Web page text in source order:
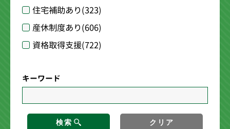
住宅補助あり(323)
産休制度あり(606)
資格取得支援(722)
キーワード
検索 クリア